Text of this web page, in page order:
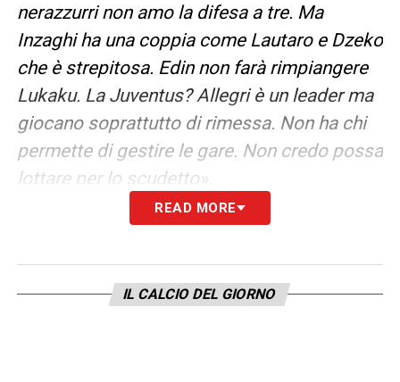
nerazzurri non amo la difesa a tre. Ma
Inzaghi ha una coppia come Lautaro e Dzeko
che è strepitosa. Edin non farà rimpiangere
Lukaku. La Juventus? Allegri è un leader ma
giocano soprattutto di rimessa. Non ha chi
permette di gestire le gare. Non credo possa
lottare per lo scudetto».
CRISI NEL CALCIO –«La crisi economica
parlano soprattutto presidenti e dirigenti di
società che sono stati incapaci di
READ MORE
IL CALCIO DEL GIORNO